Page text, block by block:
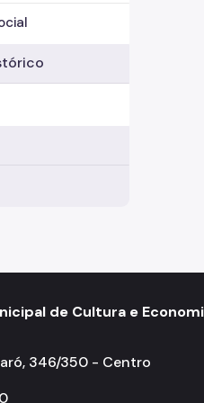
de Cultura e
346/350 - Centro